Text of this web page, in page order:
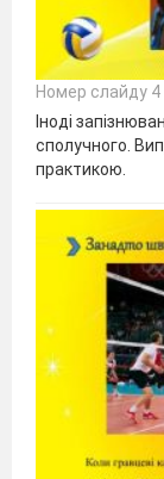
Номер слайду 4
Іноді
сполучного.
практикою.